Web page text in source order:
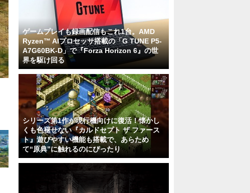
ゲームプレイも録画配信もこれ1台。AMD
Ryzen™ AIプロセッサ搭載の「G TUNE P5-
A7G60BK-D」で『Forza Horizon 6』の世
界を駆け回る
シリーズ第1作が現行機向けに復活！懐かし
くも色褪せない『カルドセプト ザ ファース
ト』遊びやすい機能も搭載で、あらため
て“原典”に触れるのにぴったり